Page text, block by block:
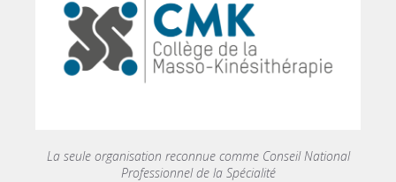
La seule organisation reconnue comme Conseil National
Professionnel de la Spécialité